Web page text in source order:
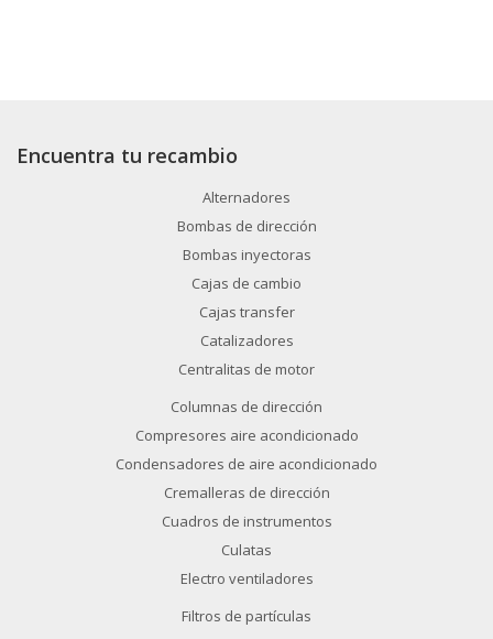
Encuentra tu recambio
Alternadores
Bombas de dirección
Bombas inyectoras
Cajas de cambio
Cajas transfer
Catalizadores
Centralitas de motor
Columnas de dirección
Compresores aire acondicionado
Condensadores de aire acondicionado
Cremalleras de dirección
Cuadros de instrumentos
Culatas
Electro ventiladores
Filtros de partículas